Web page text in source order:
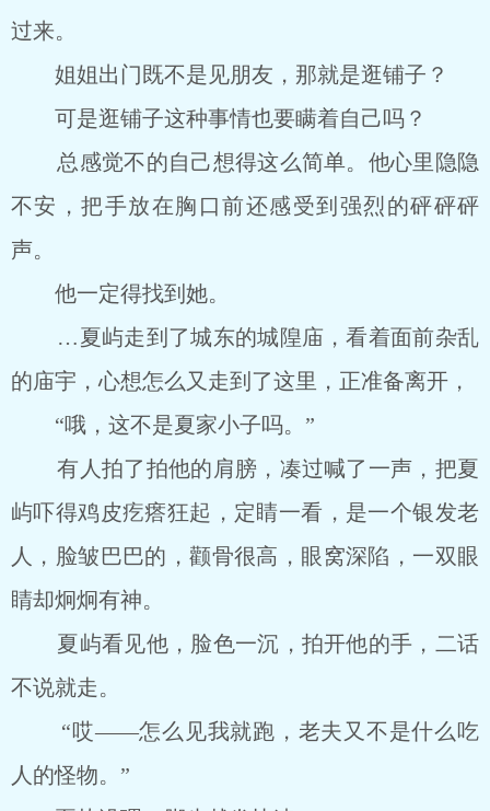
过来。
姐姐出门既不是见朋友，那就是逛铺子？
可是逛铺子这种事情也要瞒着自己吗？
总感觉不的自己想得这么简单。他心里隐隐
不安，把手放在胸口前还感受到强烈的砰砰砰
声。
他一定得找到她。
…夏屿走到了城东的城隍庙，看着面前杂乱
的庙宇，心想怎么又走到了这里，正准备离开，
“哦，这不是夏家小子吗。”
有人拍了拍他的肩膀，凑过喊了一声，把夏
屿吓得鸡皮疙瘩狂起，定睛一看，是一个银发老
人，脸皱巴巴的，颧骨很高，眼窝深陷，一双眼
睛却炯炯有神。
夏屿看见他，脸色一沉，拍开他的手，二话
不说就走。
“哎――怎么见我就跑，老夫又不是什么吃
人的怪物。”